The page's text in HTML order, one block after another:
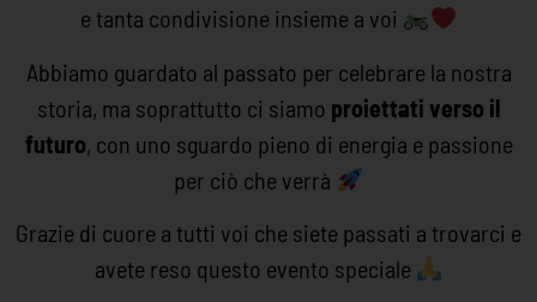
e tanta condivisione insieme a voi
Abbiamo guardato al passato per celebrare la nostra
storia, ma soprattutto ci siamo proiettati verso il
futuro, con uno sguardo pieno di energia e passione
per ciò che verrà
Grazie di cuore a tutti voi che siete passati a trovarci e
avete reso questo evento speciale